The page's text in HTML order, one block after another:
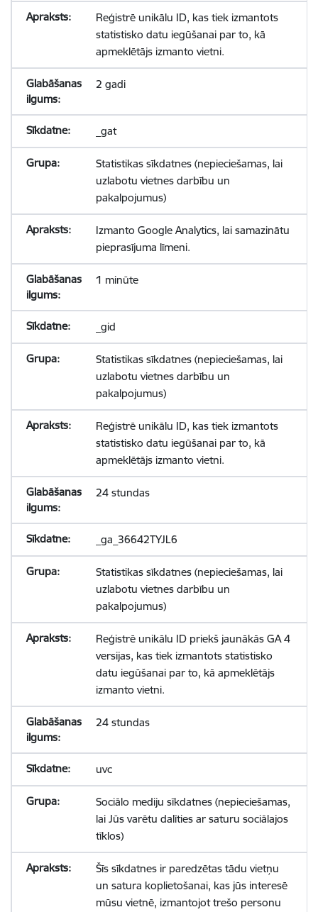
Reģistrē unikālu ID, kas tiek izmantots
statistisko datu iegūšanai par to, kā
apmeklētājs izmanto vietni.
2 gadi
_gat
Statistikas sīkdatnes (nepieciešamas, lai
uzlabotu vietnes darbību un
pakalpojumus)
Izmanto Google Analytics, lai samazinātu
pieprasījuma līmeni.
1 minūte
_gid
Statistikas sīkdatnes (nepieciešamas, lai
uzlabotu vietnes darbību un
pakalpojumus)
Reģistrē unikālu ID, kas tiek izmantots
statistisko datu iegūšanai par to, kā
apmeklētājs izmanto vietni.
24 stundas
_ga_36642TYJL6
Statistikas sīkdatnes (nepieciešamas, lai
uzlabotu vietnes darbību un
pakalpojumus)
Reģistrē unikālu ID priekš jaunākās GA 4
versijas, kas tiek izmantots statistisko
datu iegūšanai par to, kā apmeklētājs
izmanto vietni.
24 stundas
uvc
Sociālo mediju sīkdatnes (nepieciešamas,
lai Jūs varētu dalīties ar saturu sociālajos
tīklos)
Šīs sīkdatnes ir paredzētas tādu vietņu
un satura koplietošanai, kas jūs interesē
mūsu vietnē, izmantojot trešo personu